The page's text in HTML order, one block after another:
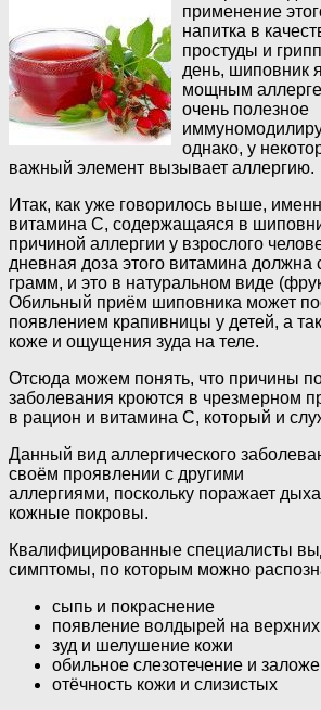
применение
напитка в
простуды и
день, шиповник
мощным
очень полезное
однако, у
важный элемент вызывает аллергию.
Итак, как уже говорилось выше,
витамина С, содержащаяся в
причиной аллергии у взрослого
дневная доза этого витамина должна
грамм, и это в натуральном виде
Обильный приём шиповника может
появлением крапивницы у детей, а
коже и ощущения зуда на теле.
Отсюда можем понять, что причины
заболевания кроются в чрезмерном
в рацион и витамина С, который и
Данный вид аллергического
своём проявлении с другими
аллергиями, поскольку поражает
кожные покровы.
Квалифицированные специалисты
симптомы, по которым можно
сыпь и покраснение
появление волдырей на
зуд и шелушение кожи
обильное слезотечение и
отёчность кожи и слизистых